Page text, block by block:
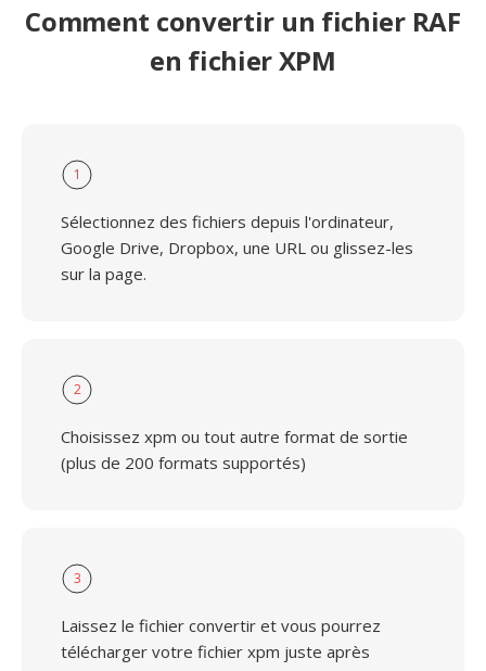
Comment convertir un fichier RAF
en fichier XPM
1
Sélectionnez des fichiers depuis l'ordinateur,
Google Drive, Dropbox, une URL ou glissez-les
sur la page.
2
Choisissez xpm ou tout autre format de sortie
(plus de 200 formats supportés)
3
Laissez le fichier convertir et vous pourrez
télécharger votre fichier xpm juste après